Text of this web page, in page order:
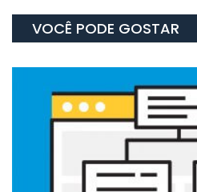
VOCÊ PODE GOSTAR